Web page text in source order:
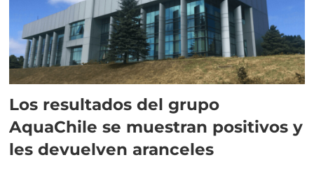
Los resultados del grupo
AquaChile se muestran positivos y
les devuelven aranceles